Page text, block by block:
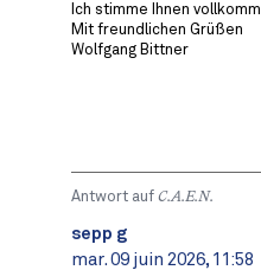
Ich stimme Ihnen
Mit freundlichen Grüßen
Wolfgang Bittner
Antwort auf C.A.E.N.
sepp g
mar. 09 juin 2026, 11:58